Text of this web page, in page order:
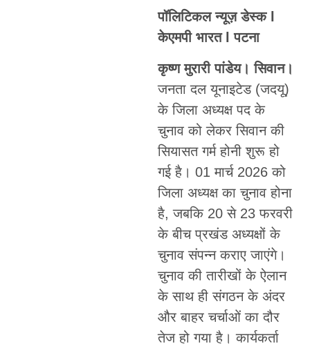
पॉलिटिकल न्यूज़ डेस्क l
केएमपी भारत l पटना
कृष्ण मुरारी पांडेय। सिवान।
जनता दल यूनाइटेड (जदयू)
के जिला अध्यक्ष पद के
चुनाव को लेकर सिवान की
सियासत गर्म होनी शुरू हो
गई है। 01 मार्च 2026 को
जिला अध्यक्ष का चुनाव होना
है, जबकि 20 से 23 फरवरी
के बीच प्रखंड अध्यक्षों के
चुनाव संपन्न कराए जाएंगे।
चुनाव की तारीखों के ऐलान
के साथ ही संगठन के अंदर
और बाहर चर्चाओं का दौर
तेज हो गया है। कार्यकर्ता